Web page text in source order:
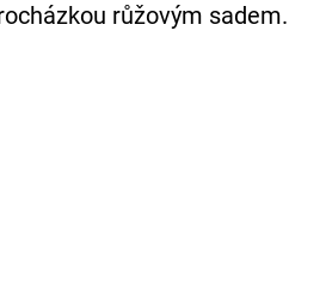
růžovým sadem.